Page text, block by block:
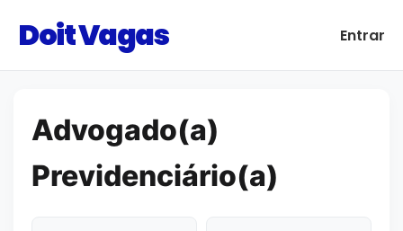
Doit Vagas Entrar
Advogado(a)
Previdenciário(a)